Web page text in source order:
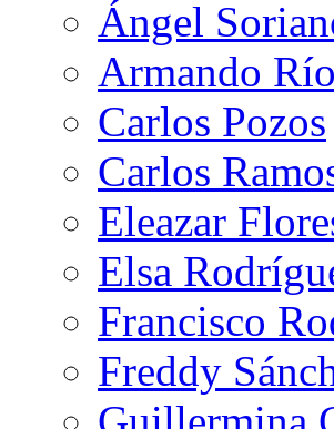
Ángel
Armando
Carlos Pozos
Carlos
Eleazar
Elsa
Francisco
Freddy